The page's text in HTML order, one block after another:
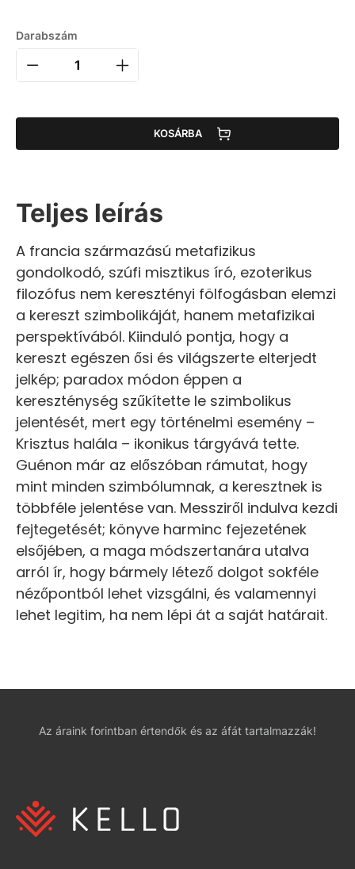
Darabszám
KOSÁRBA
Teljes leírás
A francia származású metafizikus
gondolkodó, szúfi misztikus író, ezoterikus
filozófus nem keresztényi fölfogásban elemzi
a kereszt szimbolikáját, hanem metafizikai
perspektívából. Kiinduló pontja, hogy a
kereszt egészen ősi és világszerte elterjedt
jelkép; paradox módon éppen a
kereszténység szűkítette le szimbolikus
jelentését, mert egy történelmi esemény –
Krisztus halála – ikonikus tárgyává tette.
Guénon már az előszóban rámutat, hogy
mint minden szimbólumnak, a keresztnek is
többféle jelentése van. Messziről indulva kezdi
fejtegetését; könyve harminc fejezetének
elsőjében, a maga módszertanára utalva
arról ír, hogy bármely létező dolgot sokféle
nézőpontból lehet vizsgálni, és valamennyi
lehet legitim, ha nem lépi át a saját határait.
Az áraink forintban értendők és az áfát tartalmazzák!